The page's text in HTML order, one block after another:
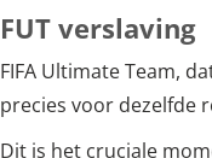
FUT verslaving
FIFA Ultimate Team,
precies voor dezelfde
Dit is het cruciale